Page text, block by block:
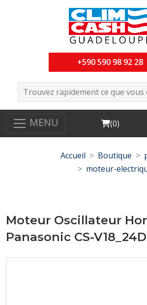
+590 590 98 92 28
MENU Cart
(0)
Accueil Boutique
moteur-
Moteur Oscillateur
Panasonic CS-